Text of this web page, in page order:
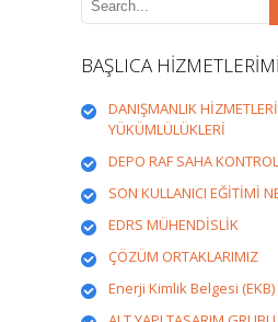
BAŞLICA
DANIŞMANLIK
YÜKÜMLÜLÜKLERİ
DEPO RAF SAHA
SON KULLANICI EĞİTİMİ
EDRS MÜHENDİSLİK
ÇÖZÜM ORTAKLARIMIZ
Enerji Kimlik Belgesi (EKB)